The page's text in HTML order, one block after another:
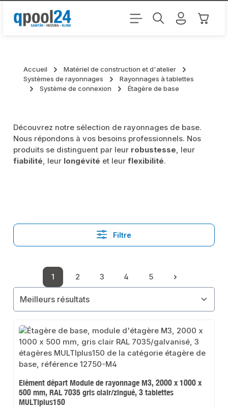
Passer au contenu principal Le
Accueil
Matériel de construction et d'atelier
Systèmes de rayonnages
Rayonnages à tablettes
Système de connexion
Étagère de base
Découvrez notre sélection de rayonnages de base.
Nous répondons à vos besoins professionnels. Nos
produits se distinguent par leur robustesse, leur
fiabilité, leur longévité et leurflexibilité.
Filtre
Page
1
Page
2
Page
3
Page
4
Page
5
Elément départ Module de rayonnage M3, 2000 x 1000 x
500 mm, RAL 7035 gris clair/zingué, 3 tablettes
MULTIplus150